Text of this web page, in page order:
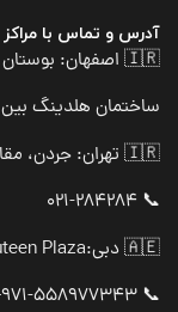
آدرس و تماس با
🇮🇷 اصفهان: بوستان سعدی بعد از هتل چهل پنجره
ساختمان هلدینگ بین
🇮🇷 تهران: جردن، مقابل سوپر جردن
📞 021-284284
🇦🇪 دبی:
Plaza
📞 971-558977343+